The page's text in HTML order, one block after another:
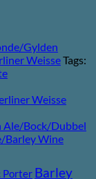
Gylden
Weisse
Ale/Bock/Dubbel
Barley Wine
WeisseTags:
Porter Barley